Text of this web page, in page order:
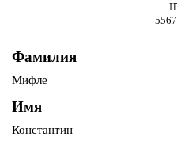
Фамилия
Мифле
Имя
Константин